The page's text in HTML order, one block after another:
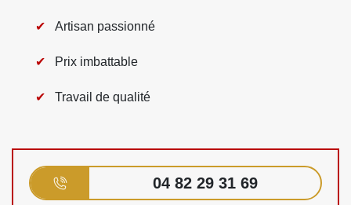
Artisan passionné
Prix imbattable
Travail de qualité
04 82 29 31 69